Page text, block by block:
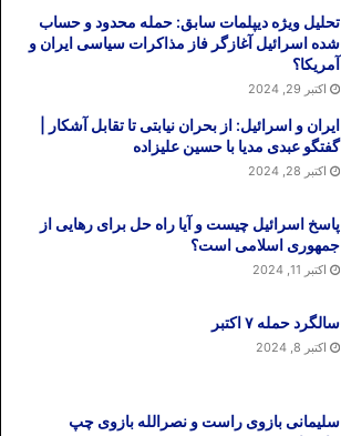
تحلیل ویژه دیپلمات سابق: حمله محدود و حساب
شده اسرائیل آغازگر فاز مذاکرات سیاسی ایران و
آمریکا؟
اکتبر 29, 2024
ایران و اسرائیل: از بحران نیابتی تا تقابل آشکار |
گفتگو عبدی مدیا با حسین علیزاده
اکتبر 28, 2024
پاسخ اسرائیل چیست و آیا راه حل برای رهایی از
جمهوری اسلامی است؟
اکتبر 11, 2024
سالگرد حمله ۷ اکتبر
اکتبر 8, 2024
سلیمانی بازوی راست و نصرالله بازوی چپ